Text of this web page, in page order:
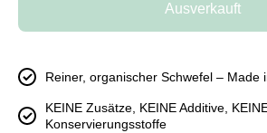
Ausverkauft
Reiner, organischer Schwefel – Made
KEINE Zusätze, KEINE Additive,
Konservierungsstoffe